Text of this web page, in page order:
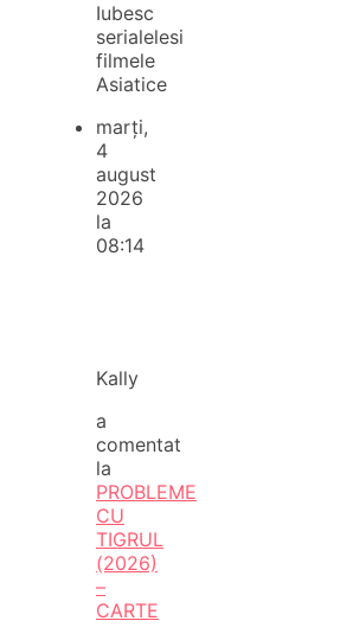
Iubesc
serialelesi
filmele
Asiatice
marți,
4
august
2026
la
08:14
Kally
a
comentat
la
PROBLEME
CU
TIGRUL
(2026)
–
CARTE